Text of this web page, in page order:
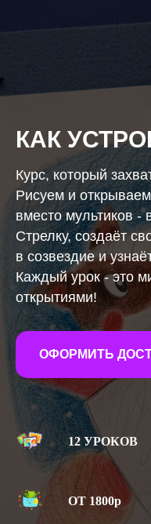
КАК
Курс, который
Рисуем и
вместо мультиков -
Стрелку, создаёт
в созвездие и
Каждый урок - это
открытиями!
ОФОРМИТЬ
12 УРОКОВ
ОТ 1800р